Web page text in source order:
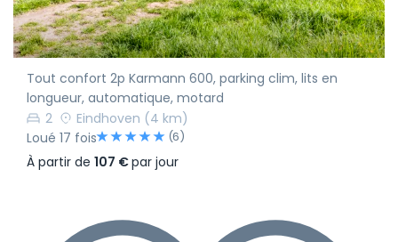
Tout confort 2p Karmann 600, parking clim, lits en
longueur, automatique, motard
2
Eindhoven (4 km)
Loué 17 fois
(6)
À partir de 107 €par jour